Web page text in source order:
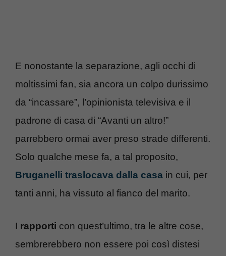
E nonostante la separazione, agli occhi di
moltissimi fan, sia ancora un colpo durissimo
da “incassare”, l’opinionista televisiva e il
padrone di casa di “Avanti un altro!”
parrebbero ormai aver preso strade differenti.
Solo qualche mese fa, a tal proposito,
Bruganelli traslocava dalla casa in cui, per
tanti anni, ha vissuto al fianco del marito.
I rapporti con quest’ultimo, tra le altre cose,
sembrerebbero non essere poi così distesi